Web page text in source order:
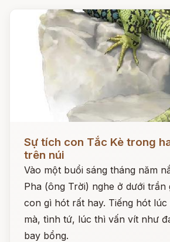
Sự tích con Tắc Kè trong
trên núi
Vào một buổi sáng tháng năm
Pha (ông Trời) nghe ở dưới trần
con gì hót rất hay. Tiếng hót
mà, tình tứ, lúc thì vấn vít như
bay bổng.